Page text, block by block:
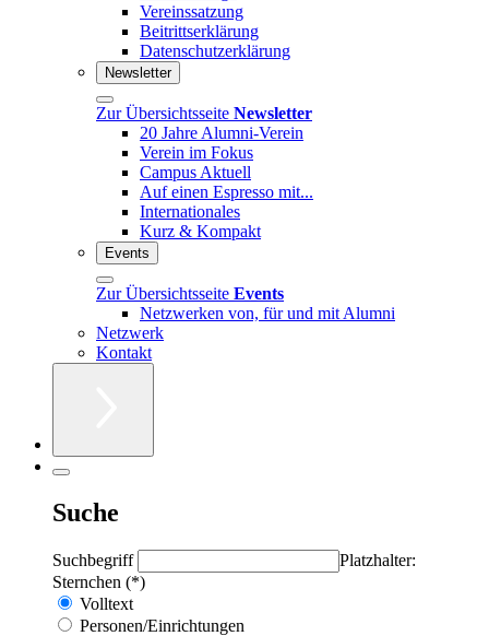
Vereinssatzung
Beitrittserklärung
Datenschutzerklärung
Newsletter
Zur Übersichtsseite Newsletter
20 Jahre Alumni-Verein
Verein im Fokus
Campus Aktuell
Auf einen Espresso mit...
Internationales
Kurz & Kompakt
Events
Zur Übersichtsseite Events
Netzwerken von, für und mit Alumni
Netzwerk
Kontakt
Suche
Suchbegriff
Platzhalter:
Sternchen (*)
Volltext
Personen/Einrichtungen